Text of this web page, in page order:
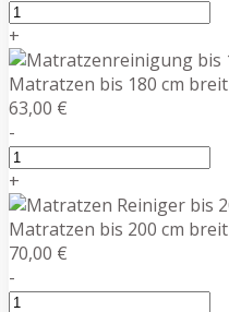
+
Matratzen bis 180 cm breit
63,00 €
-
+
Matratzen bis 200 cm breit
70,00 €
-